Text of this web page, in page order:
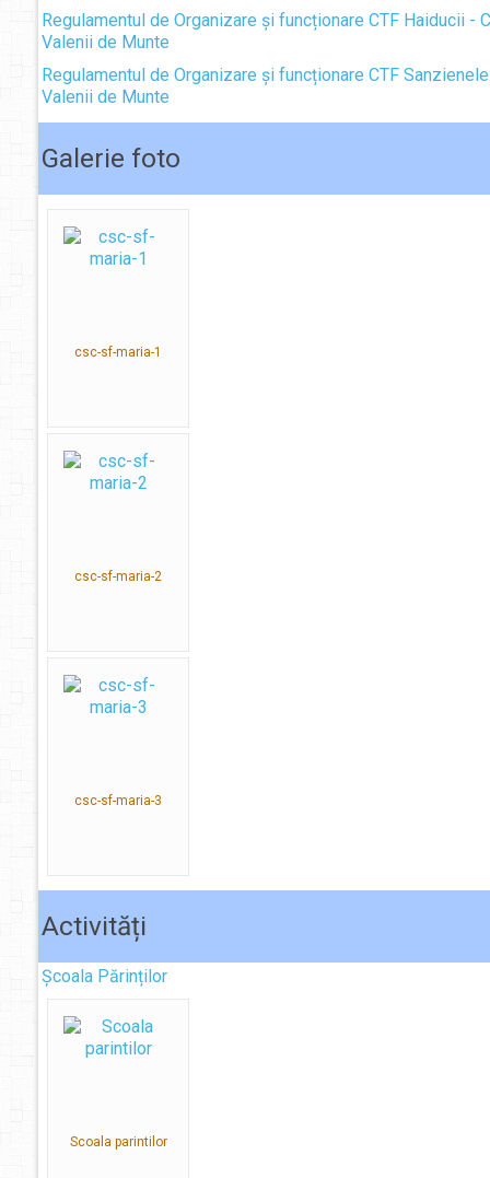
Regulamentul de Organizare și funcționare CTF Haiducii -
Valenii de Munte
Regulamentul de Organizare și funcționare CTF
Valenii de Munte
Galerie foto
csc-sf-maria-1
csc-sf-maria-2
csc-sf-maria-3
Activități
Școala Părinților
Scoala parintilor